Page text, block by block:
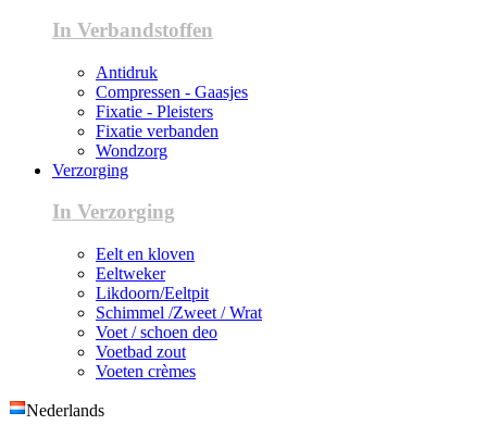
In Verbandstoffen
Antidruk
Compressen - Gaasjes
Fixatie - Pleisters
Fixatie verbanden
Wondzorg
Verzorging
In Verzorging
Eelt en kloven
Eeltweker
Likdoorn/Eeltpit
Schimmel /Zweet / Wrat
Voet / schoen deo
Voetbad zout
Voeten crèmes
Nederlands